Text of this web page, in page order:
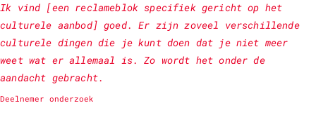
Ik vind [een reclameblok specifiek gericht op het
culturele aanbod] goed. Er zijn zoveel verschillende
culturele dingen die je kunt doen dat je niet meer
weet wat er allemaal is. Zo wordt het onder de
aandacht gebracht.
Deelnemer onderzoek